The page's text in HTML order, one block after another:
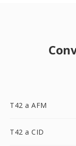
T42 a AFM
T42 a CID